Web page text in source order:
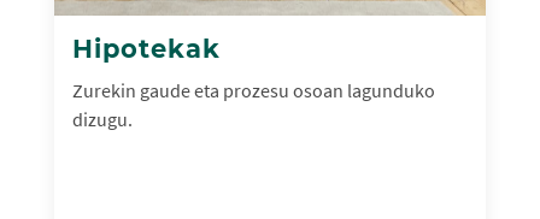
Hipotekak
Zurekin gaude eta prozesu osoan lagunduko
dizugu.